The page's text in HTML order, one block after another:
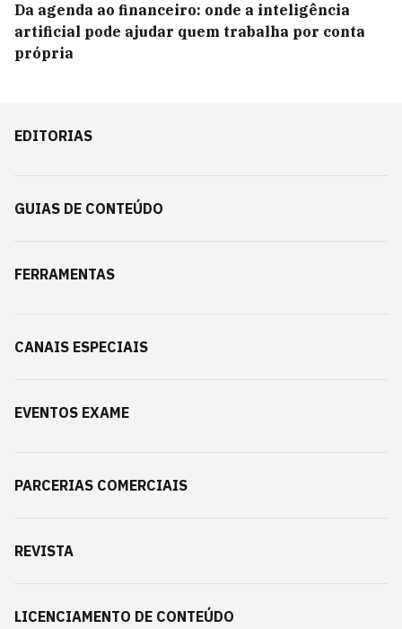
Da agenda ao financeiro: onde a inteligência
artificial pode ajudar quem trabalha por conta
própria
EDITORIAS
GUIAS DE CONTEÚDO
FERRAMENTAS
CANAIS ESPECIAIS
EVENTOS EXAME
PARCERIAS COMERCIAIS
REVISTA
LICENCIAMENTO DE CONTEÚDO